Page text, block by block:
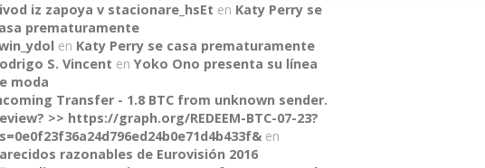
iz zapoya v stacionare_hsEt en Katy Perry se
prematuramente
en Katy Perry se casa prematuramente
S. Vincent en Yoko Ono presenta su línea
moda
Transfer - 1.8 BTC from unknown sender.
>> https://graph.org/REDEEM-BTC-07-23?
en
razonables de Eurovisión 2016